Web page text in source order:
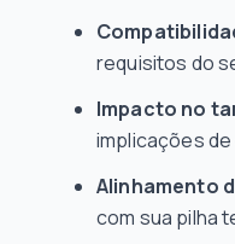
requisitos do
Impacto no
implicações
Alinhamento
com sua pilha